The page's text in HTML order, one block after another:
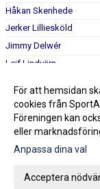
Håkan Skenhede
Jerker Lilliesköld
Jimmy Delwér
Leif Lindvärn
Stratos Kenstanlis
För att hemsidan
cookies från
Föreningen kan
eller
Anpassa dina val
Acceptera